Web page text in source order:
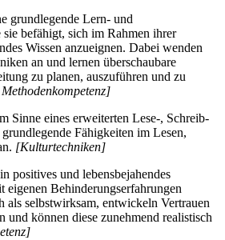
grundlegende Lern- und
befähigt, sich im Rahmen ihrer
Wissen anzueignen. Dabei wenden
an und lernen überschaubare
zu planen, auszuführen und zu
Sinne eines erweiterten Lese-, Schreib-
Fähigkeiten im Lesen,
[Kulturtechniken]
positives und lebensbejahendes
eigenen Behinderungserfahrungen
als selbstwirksam, entwickeln Vertrauen
und können diese zunehmend realistisch